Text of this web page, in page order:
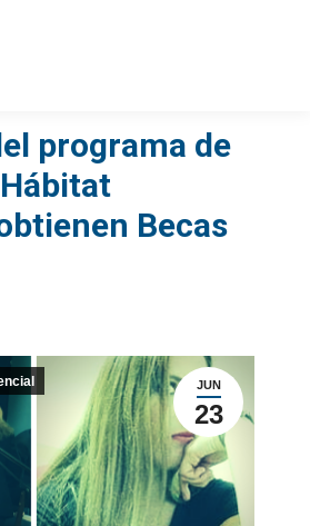
programa de
Becas
JUN
23